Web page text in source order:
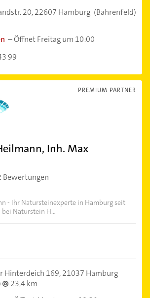
20,22607 Hamburg (Bahrenfeld)
–Öffnet Freitag um 10:00
99
PREMIUM PARTNER
Inh. Max
Bewertungen
- Ihr Natursteinexperte in Hamburg seit
Naturstein H...
Hinterdeich 169,21037 Hamburg
23,4 km